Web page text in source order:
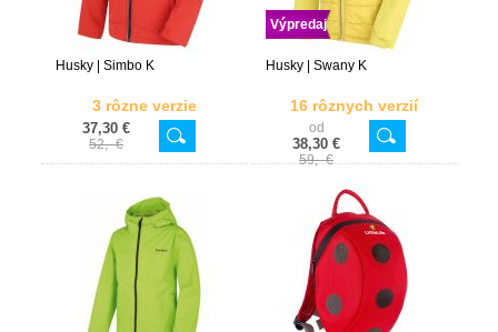
Husky | Simbo K
3 rôzne verzie
37,30 €
52,- €
Výpredaj
Husky | Swany K
16 rôznych verzií
od
38,30 €
59,- €